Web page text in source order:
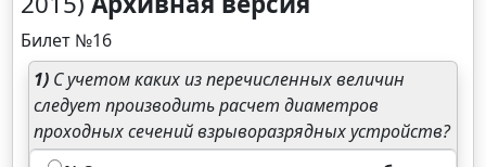
Билет №16
1) С учетом каких из перечисленных величин
следует производить расчет диаметров
проходных сечений взрыворазрядных устройств?